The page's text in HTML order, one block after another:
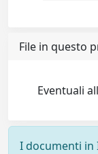
File in questo
Eventuali
I documenti in